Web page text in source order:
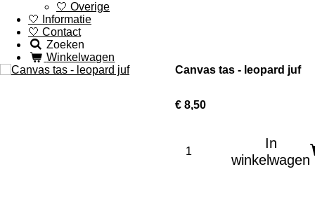
🤍 Overige
🤍 Informatie
🤍 Contact
Zoeken
Winkelwagen
Canvas tas - leopard juf
€ 8,50
In
winkelwagen